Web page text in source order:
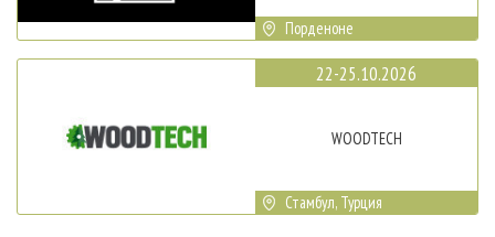
Порденоне
22-25.10.2026
WOODTECH
Стамбул, Турция